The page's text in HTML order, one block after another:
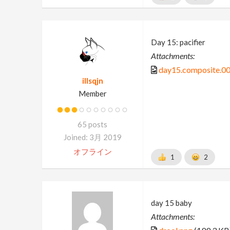
illsqjn
Member
65 posts
Joined: 3月 2019
オフライン
Day 15: pacifier
Attachments:
1 2
day 15 baby
Attachments: